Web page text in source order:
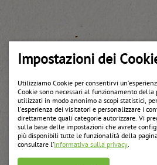
Impostazioni dei
Utilizziamo Cookie per consentirvi
Cookie sono necessari al funzionamento della
utilizzati in modo anonimo a scopi statistici,
l’esperienza dei visitatori e personalizzare i
direttamente quali categorie autorizzare. Vi
sulla base delle impostazioni che avrete
più disponibili tutte le funzionalità della
consultare l’Informativa sulla privacy